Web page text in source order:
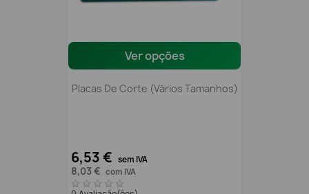
Ver opções
Placas De Corte (vários Tamanhos)
6,53 € sem IVA
8,03 € com IVA